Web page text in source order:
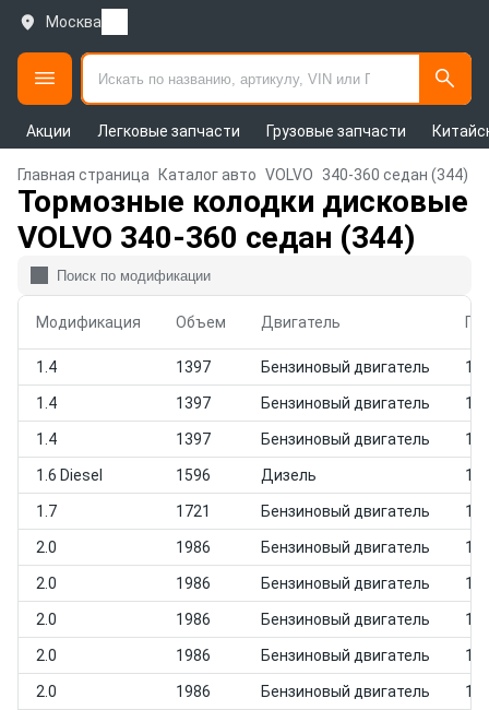
Москва
Акции Легковые запчасти Грузовые запчасти
Главная страница Каталог авто VOLVO 340-360 седан (344)
Тормозные колодки дисковые
VOLVO 340-360 седан (344)
Модификация Объем Двигатель
1.4 1397 Бензиновый двигатель
1.4 1397 Бензиновый двигатель
1.4 1397 Бензиновый двигатель
1.6 Diesel 1596 Дизель
1.7 1721 Бензиновый двигатель
2.0 1986 Бензиновый двигатель
2.0 1986 Бензиновый двигатель
2.0 1986 Бензиновый двигатель
2.0 1986 Бензиновый двигатель
2.0 1986 Бензиновый двигатель